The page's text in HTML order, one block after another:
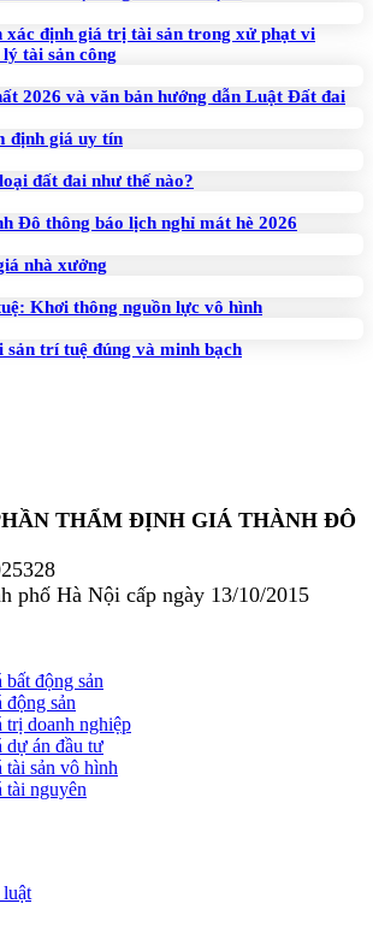
xác định giá trị tài sản trong xử phạt vi
tài sản công
2026 và văn bản hướng dẫn Luật Đất đai
định giá uy tín
đất đai như thế nào?
Đô thông báo lịch nghỉ mát hè 2026
nhà xưởng
Khơi thông nguồn lực vô hình
trí tuệ đúng và minh bạch
THẨM ĐỊNH GIÁ THÀNH ĐÔ
phố Hà Nội cấp ngày 13/10/2015
động sản
sản
trị doanh nghiệp
dự án đầu tư
sản vô hình
tài nguyên